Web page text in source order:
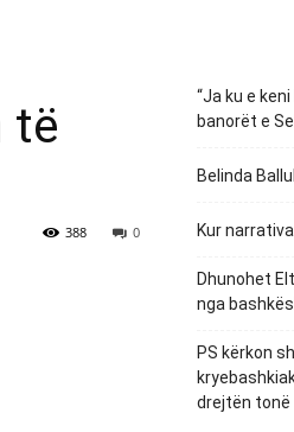
të
0
388
“Ja ku e
banorët e
Belinda
Kur
Dhunohet
nga
PS kërkon
drejtën tonë